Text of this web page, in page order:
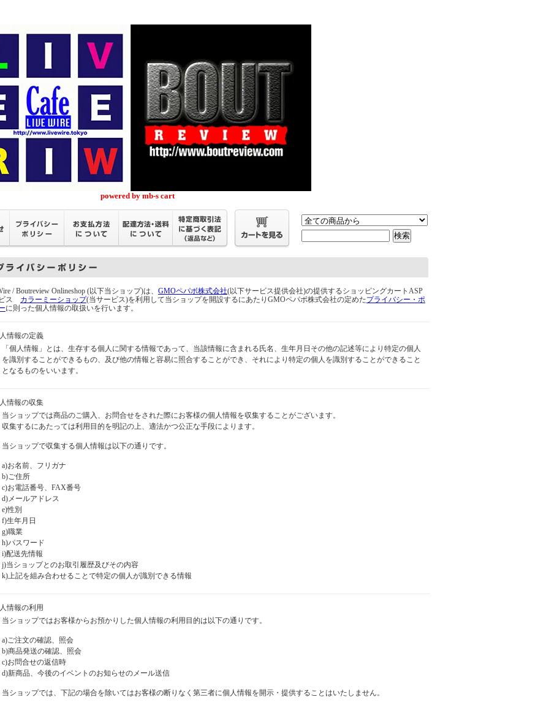
powered by mb-s cart
/ Boutreview Onlineshop (以下当ショップ)は、 GMOペパボ株式会社(以下サービス提供会社)の提供するショッピングカートASP
ス カラーミーショップ(当サービス)を利用して当ショップを開設するにあたりGMOペパボ株式会社の定めたプライバシー・ポ
に則った個人情報の取扱いを行います。
情報の定義
「個人情報」とは、生存する個人に関する情報であって、当該情報に含まれる氏名、生年月日その他の記述等により特定の個人
を識別することができるもの、及び他の情報と容易に照合することができ、それにより特定の個人を識別することができること
となるものをいいます。
情報の収集
当ショップでは商品のご購入、お問合せをされた際にお客様の個人情報を収集することがございます。
収集するにあたっては利用目的を明記の上、適法かつ公正な手段によります。
当ショップで収集する個人情報は以下の通りです。
a)お名前、フリガナ
b)ご住所
c)お電話番号、FAX番号
d)メールアドレス
e)性別
f)生年月日
g)職業
h)パスワード
i)配送先情報
j)当ショップとのお取引履歴及びその内容
k)上記を組み合わせることで特定の個人が識別できる情報
情報の利用
当ショップではお客様からお預かりした個人情報の利用目的は以下の通りです。
a)ご注文の確認、照会
b)商品発送の確認、照会
c)お問合せの返信時
d)新商品、今後のイベントのお知らせのメール送信
当ショップでは、下記の場合を除いてはお客様の断りなく第三者に個人情報を開示・提供することはいたしません。